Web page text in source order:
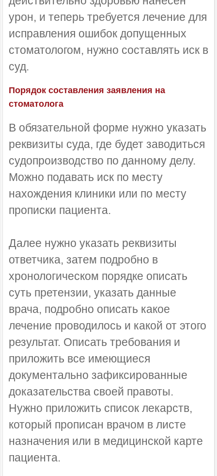
урон, и теперь требуется лечение для
исправления ошибок допущенных
стоматологом, нужно составлять иск в
суд.
Порядок составления заявления на
стоматолога
В обязательной форме нужно указать
реквизиты суда, где будет заводиться
судопроизводство по данному делу.
Можно подавать иск по месту
нахождения клиники или по месту
прописки пациента.
Далее нужно указать реквизиты
ответчика, затем подробно в
хронологическом порядке описать
суть претензии, указать данные
врача, подробно описать какое
лечение проводилось и какой от этого
результат. Описать требования и
приложить все имеющиеся
документально зафиксированные
доказательства своей правоты.
Нужно приложить список лекарств,
который прописан врачом в листе
назначения или в медицинской карте
пациента.